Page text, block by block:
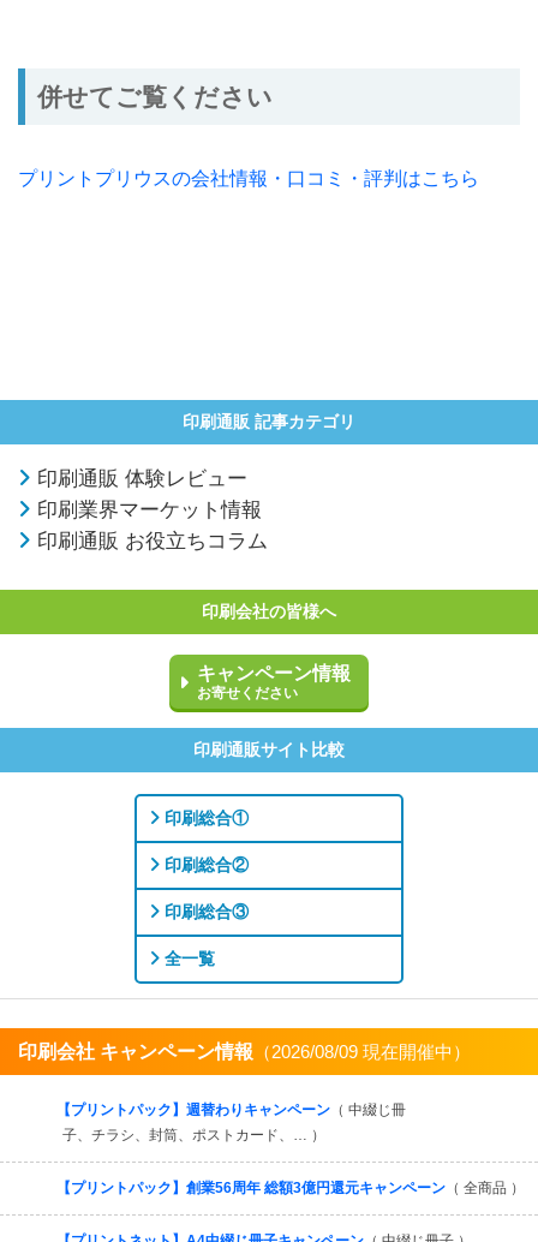
併せてご覧ください
プリントプリウスの会社情報・口コミ・評判はこちら
印刷通販 記事カテゴリ
印刷通販 体験レビュー
印刷業界マーケット情報
印刷通販 お役立ちコラム
印刷会社の皆様へ
キャンペーン情報
お寄せください
印刷通販サイト比較
印刷総合①
印刷総合②
印刷総合③
全一覧
印刷会社 キャンペーン情報 （2026/08/09 現在開催中）
【プリントパック】週替わりキャンペーン （ 中綴じ冊
子、チラシ、封筒、ポストカード、… ）
【プリントパック】創業56周年 総額3億円還元キャンペーン （ 全商品 ）